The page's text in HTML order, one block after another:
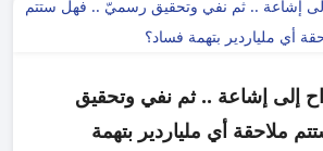
إلى إشاعة .. ثم نفي وتحقيق
ملاحقة أي ملياردير بتهمة